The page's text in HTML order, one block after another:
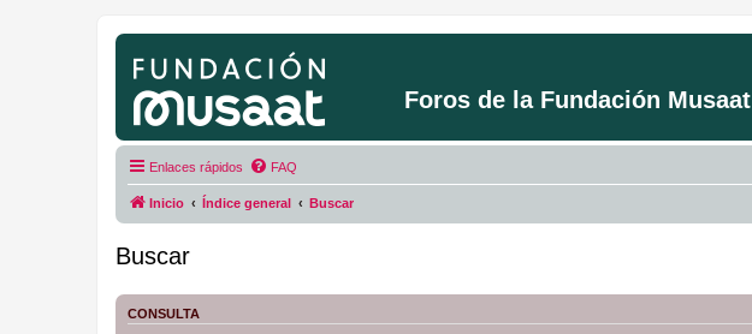
Foros de la Fundación Musaat
Enlaces rápidos FAQ
Inicio Índice general Buscar
Buscar
CONSULTA